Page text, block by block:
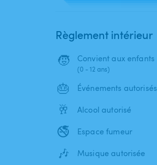
Règlement intérieur
🧒 Convient aux enfants
(0 - 12 ans)
🎂 Événements autorisés
🥂 Alcool autorisé
🚭 Espace fumeur
🎶 Musique autorisée